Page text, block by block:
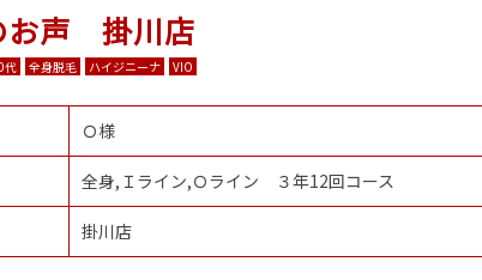
声 掛川店
代 全身脱毛 ハイジニーナ VIO
Ｏ様
全身,Ｉライン,Ｏライン ３年12回コース
掛川店